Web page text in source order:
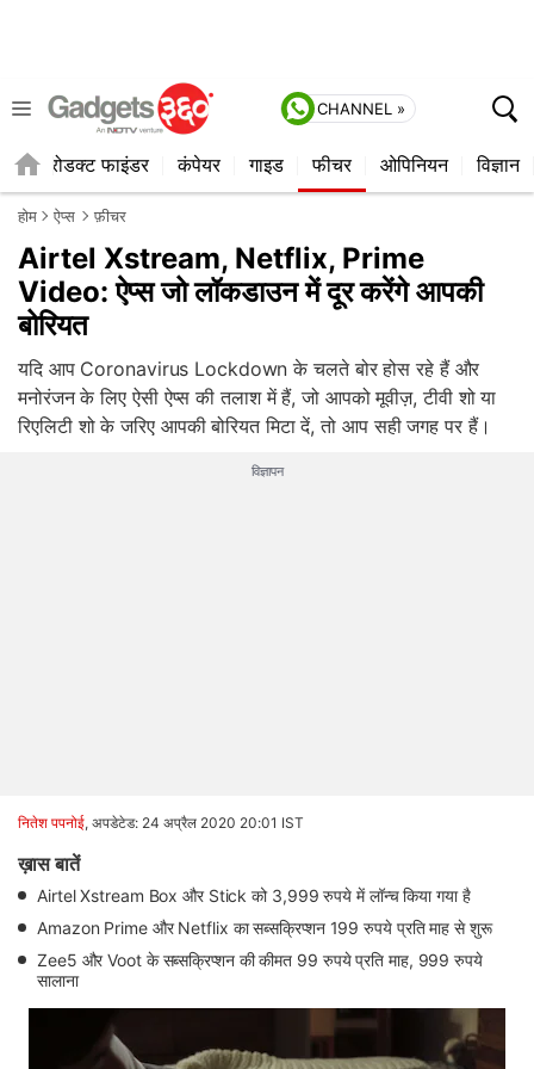
CHANNEL »
प्रोडक्ट फाइंडर कंपेयर गाइड फीचर ओपिनियन विज्ञान
होम ऐप्स फ़ीचर
Airtel Xstream, Netflix, Prime
Video: ऐप्स जो लॉकडाउन में दूर करेंगे आपकी
बोरियत
यदि आप Coronavirus Lockdown के चलते बोर होस रहे हैं और
मनोरंजन के लिए ऐसी ऐप्स की तलाश में हैं, जो आपको मूवीज़, टीवी शो या
रिएलिटी शो के जरिए आपकी बोरियत मिटा दें, तो आप सही जगह पर हैं।
विज्ञापन
नितेश पपनोई, अपडेटेड: 24 अप्रैल 2020 20:01 IST
ख़ास बातें
Airtel Xstream Box और Stick को 3,999 रुपये में लॉन्च किया गया है
Amazon Prime और Netflix का सब्सक्रिप्शन 199 रुपये प्रति माह से शुरू
Zee5 और Voot के सब्सक्रिप्शन की कीमत 99 रुपये प्रति माह, 999 रुपये
सालाना